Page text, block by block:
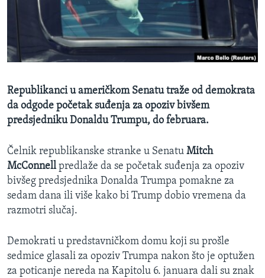
MAGAZIN
O GLASU AMERIKE
Learning English
PRATITE NAS
Jezici
Republikanci u američkom Senatu traže od demokrata
da odgode početak suđenja za opoziv bivšem
predsjedniku Donaldu Trumpu, do februara.
Čelnik republikanske stranke u Senatu Mitch
McConnellpredlaže da se početak suđenja za opoziv
bivšeg predsjednika Donalda Trumpa pomakne za
sedam dana ili više kako bi Trump dobio vremena da
razmotri slučaj.
Demokrati u predstavničkom domu koji su prošle
sedmice glasali za opoziv Trumpa nakon što je optužen
za poticanje nereda na Kapitolu 6. januara dali su znak